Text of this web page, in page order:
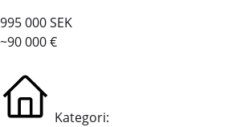
995 000 SEK
~90 000 €
Kategori: